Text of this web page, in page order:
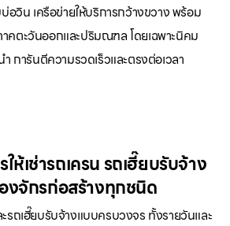
วิน เครือข่ายให้บริการกว้างขวาง พร้อม
ตะวันออกและปริมณฑล โดยเฉพาะนิคม
การันตีความรวดเร็วและตรงต่อเวลา
ห้เช่ารถเครน รถเฮี๊ยบรับจ้าง
องจักรก่อสร้างทุกชนิด
ะรถเฮี๊ยบรับจ้างแบบครบวงจร ทั้งรายวันและ